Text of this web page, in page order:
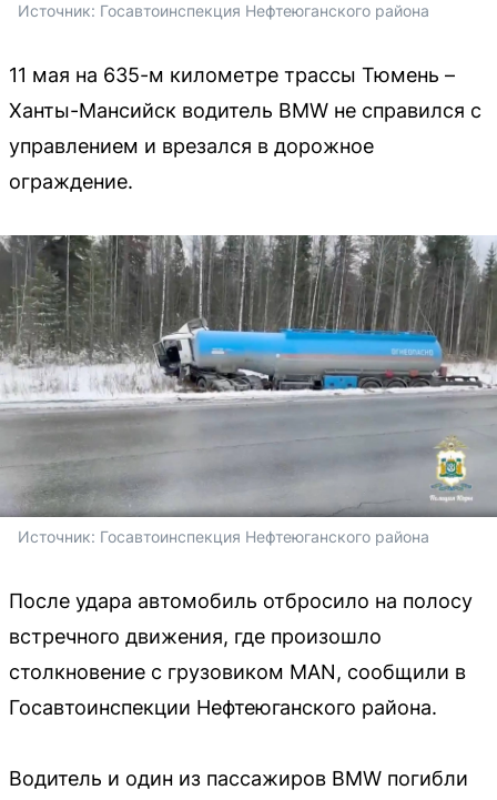
Источник: Госавтоинспекция Нефтеюганского района
11 мая на 635-м километре трассы Тюмень –
Ханты-Мансийск водитель BMW не справился с
управлением и врезался в дорожное
ограждение.
Источник: Госавтоинспекция Нефтеюганского района
После удара автомобиль отбросило на полосу
встречного движения, где произошло
столкновение с грузовиком MAN, сообщили в
Госавтоинспекции Нефтеюганского района.
Водитель и один из пассажиров BMW погибли